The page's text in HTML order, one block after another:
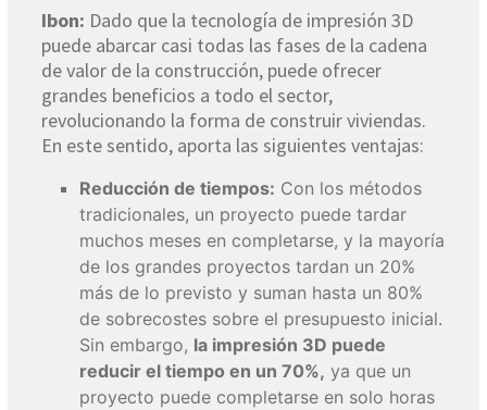
Ibon: Dado que la tecnología de impresión 3D
puede abarcar casi todas las fases de la cadena
de valor de la construcción, puede ofrecer
grandes beneficios a todo el sector,
revolucionando la forma de construir viviendas.
En este sentido, aporta las siguientes ventajas:
Reducción de tiempos: Con los métodos
tradicionales, un proyecto puede tardar
muchos meses en completarse, y la mayoría
de los grandes proyectos tardan un 20%
más de lo previsto y suman hasta un 80%
de sobrecostes sobre el presupuesto inicial.
Sin embargo, la impresión 3D puede
reducir el tiempo en un 70%, ya que un
proyecto puede completarse en solo horas